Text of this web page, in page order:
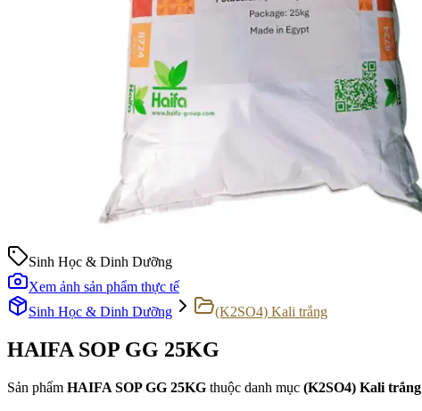
Sinh Học & Dinh Dưỡng
Xem ảnh sản phẩm thực tế
Sinh Học & Dinh Dưỡng
(K2SO4) Kali trắng
HAIFA SOP GG 25KG
Sản phẩm HAIFA SOP GG 25KG thuộc danh mục (K2SO4) Kali trắng